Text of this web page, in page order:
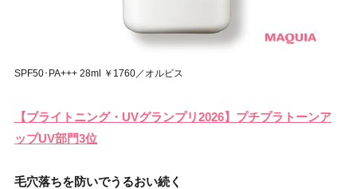
SPF50･PA+++ 28ml ￥1760／オルビス
【ブライトニング・UVグランプリ2026】プチプラトーンア
ップUV部門3位
毛穴落ちを防いでうるおい続く